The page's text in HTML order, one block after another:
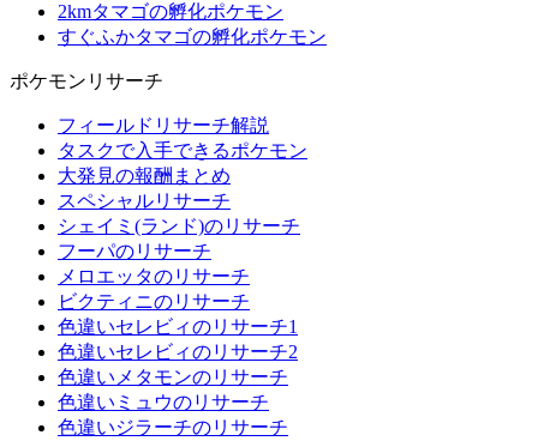
2kmタマゴの孵化ポケモン
すぐふかタマゴの孵化ポケモン
ポケモンリサーチ
フィールドリサーチ解説
タスクで入手できるポケモン
大発見の報酬まとめ
スペシャルリサーチ
シェイミ(ランド)のリサーチ
フーパのリサーチ
メロエッタのリサーチ
ビクティニのリサーチ
色違いセレビィのリサーチ1
色違いセレビィのリサーチ2
色違いメタモンのリサーチ
色違いミュウのリサーチ
色違いジラーチのリサーチ